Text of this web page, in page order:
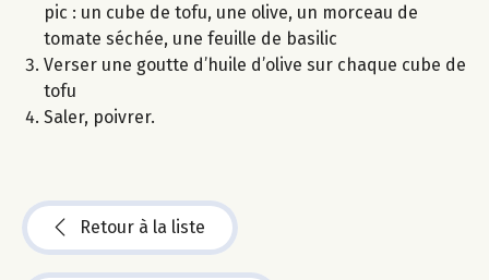
pic : un cube de tofu, une olive, un morceau de
tomate séchée, une feuille de basilic
Verser une goutte d’huile d’olive sur chaque cube de
tofu
Saler, poivrer.
Retour à la liste